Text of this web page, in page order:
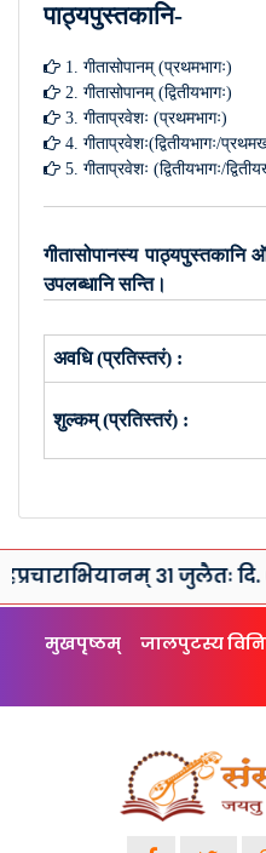
पाठ्यपुस्तकानि-
1. गीतासोपानम् (प्रथमभागः)
2. गीतासोपानम् (द्वितीयभागः)
3. गीताप्रवेशः (प्रथमभागः)
4. गीताप्रवेशः(द्वितीयभागः/
5. गीताप्रवेशः (द्वितीयभागः/
गीतासोपानस्य पाठ्यपुस्तकानि
उपलब्धानि सन्ति।
अवधि (प्रतिस्तरं) :
शुल्कम् (प्रतिस्तरं) :
३१ जुलैतः दि.
मुखपृष्ठम् जालपुटस्य